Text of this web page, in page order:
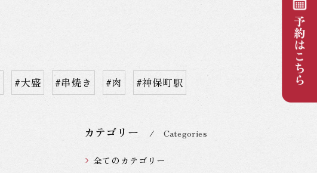
#大盛 #串焼き #肉 #神保町駅
カテゴリー Categories
全てのカテゴリー